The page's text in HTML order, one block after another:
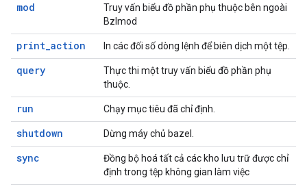
mod
Truy vấn biểu đồ phần phụ thuộc bên ngoài
Bzlmod
print_action In các đối số dòng lệnh để biên dịch một tệp.
query
Thực thi một truy vấn biểu đồ phần phụ
thuộc.
run Chạy mục tiêu đã chỉ định.
shutdown Dừng máy chủ bazel.
sync
Đồng bộ hoá tất cả các kho lưu trữ được chỉ
định trong tệp không gian làm việc